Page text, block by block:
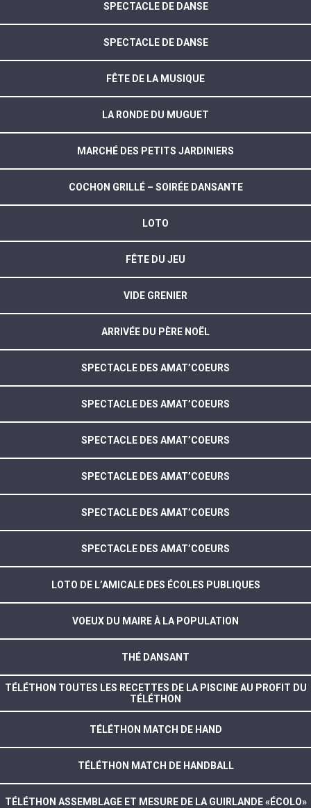
SPECTACLE DE DANSE
SPECTACLE DE DANSE
FÊTE DE LA MUSIQUE
LA RONDE DU MUGUET
MARCHÉ DES PETITS JARDINIERS
COCHON GRILLÉ – SOIRÉE DANSANTE
LOTO
FÊTE DU JEU
VIDE GRENIER
ARRIVÉE DU PÈRE NOËL
SPECTACLE DES AMAT’COEURS
SPECTACLE DES AMAT’COEURS
SPECTACLE DES AMAT’COEURS
SPECTACLE DES AMAT’COEURS
SPECTACLE DES AMAT’COEURS
SPECTACLE DES AMAT’COEURS
LOTO DE L’AMICALE DES ÉCOLES PUBLIQUES
VOEUX DU MAIRE À LA POPULATION
THÉ DANSANT
TÉLÉTHON TOUTES LES RECETTES DE LA PISCINE AU PROFIT DU
TÉLÉTHON
TÉLÉTHON MATCH DE HAND
TÉLÉTHON MATCH DE HANDBALL
TÉLÉTHON ASSEMBLAGE ET MESURE DE LA GUIRLANDE «ÉCOLO»